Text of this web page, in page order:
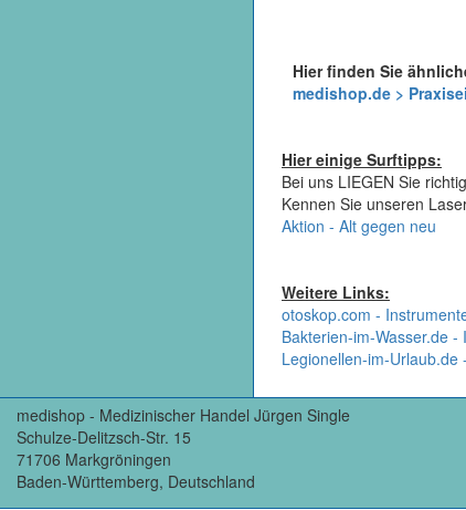
Hier finden Sie
medishop.de >
Hier einige Surftipps:
Bei uns LIEGEN Sie
Kennen Sie unseren
Aktion - Alt gegen neu
Weitere Links:
otoskop.com -
Bakterien-im-Wasser.de
Legionellen-im-
medishop - Medizinischer Handel Jürgen Single
Schulze-Delitzsch-Str. 15
71706 Markgröningen
Baden-Württemberg, Deutschland